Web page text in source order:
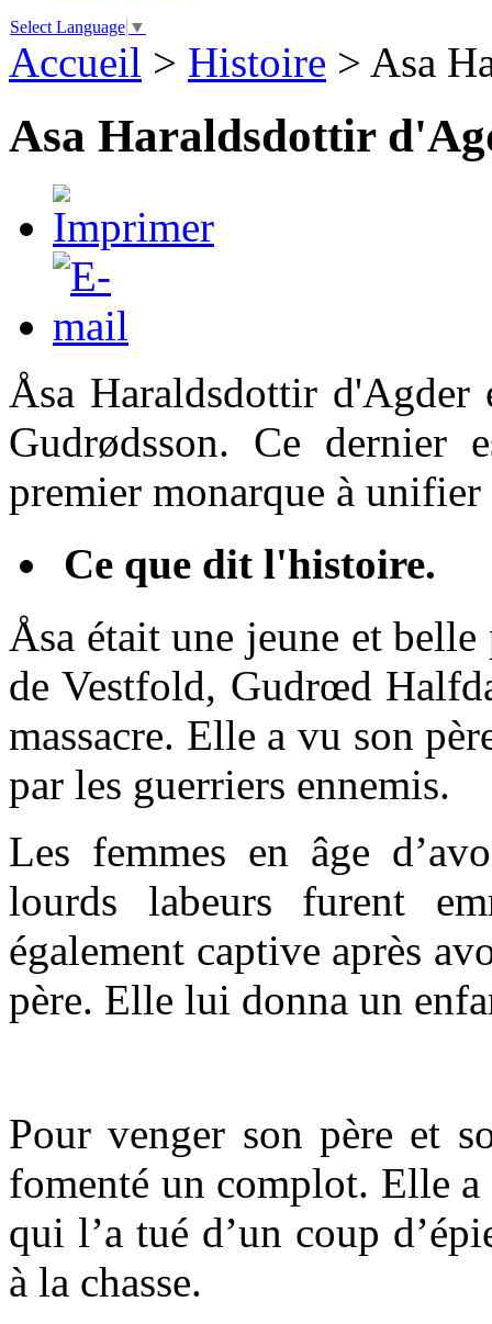
Select Language ▼
Accueil > Histoire > Asa
Asa Haraldsdottir
Åsa Haraldsdottir
Gudrødsson. Ce
premier monarque à
Ce que dit l'histoire.
Åsa était une jeune et
de Vestfold, Gudrœd
massacre. Elle a vu son
par les guerriers ennemis.
Les femmes en âge
lourds labeurs furent
également captive après
père. Elle lui donna un
Pour venger son père et
fomenté un complot. Elle
qui l’a tué d’un coup
à la chasse.